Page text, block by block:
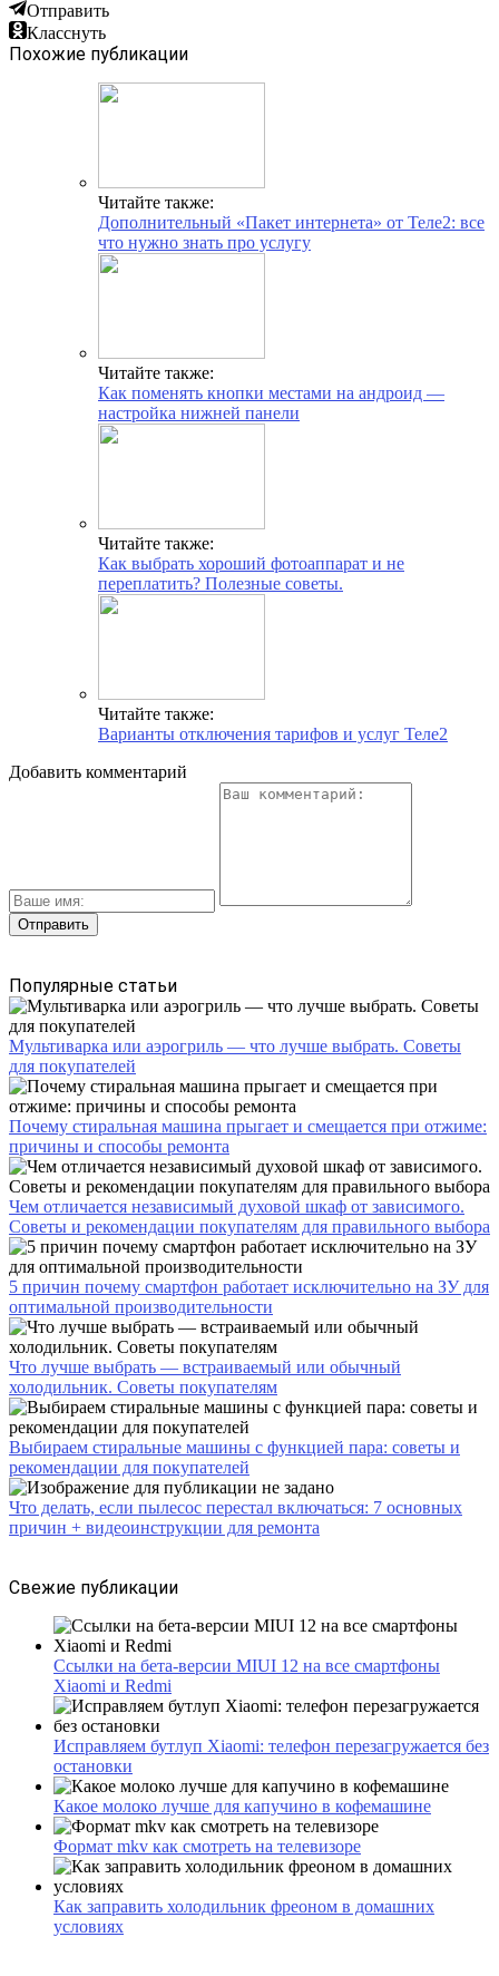
Отправить
Класснуть
Похожие публикации
Читайте также:
Дополнительный «Пакет интернета» от Теле2: все
что нужно знать про услугу
Читайте также:
Как поменять кнопки местами на андроид —
настройка нижней панели
Читайте также:
Как выбрать хороший фотоаппарат и не
переплатить? Полезные советы.
Читайте также:
Варианты отключения тарифов и услуг Теле2
Добавить комментарий
Популярные статьи
Мультиварка или аэрогриль — что лучше выбрать. Советы
для покупателей
Почему стиральная машина прыгает и смещается при отжиме:
причины и способы ремонта
Чем отличается независимый духовой шкаф от зависимого.
Советы и рекомендации покупателям для правильного выбора
5 причин почему смартфон работает исключительно на ЗУ для
оптимальной производительности
Что лучше выбрать — встраиваемый или обычный
холодильник. Советы покупателям
Выбираем стиральные машины с функцией пара: советы и
рекомендации для покупателей
Что делать, если пылесос перестал включаться: 7 основных
причин + видеоинструкции для ремонта
Свежие публикации
Ссылки на бета-версии MIUI 12 на все смартфоны
Xiaomi и Redmi
Исправляем бутлуп Xiaomi: телефон перезагружается без
остановки
Какое молоко лучше для капучино в кофемашине
Формат mkv как смотреть на телевизоре
Как заправить холодильник фреоном в домашних
условиях